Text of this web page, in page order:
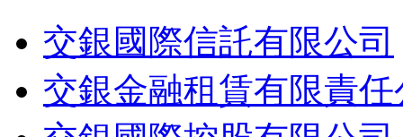
交銀國際信託有限公司
交銀金融租賃有限責任